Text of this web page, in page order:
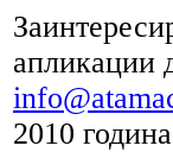
апликации
2010